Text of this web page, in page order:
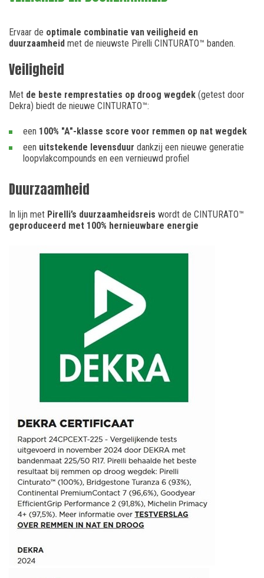
Ervaar de optimale combinatie van veiligheid en
duurzaamheid met de nieuwste Pirelli CINTURATO™ banden.
Veiligheid
Met de beste remprestaties op droog wegdek (getest door
Dekra) biedt de nieuwe CINTURATO™:
een 100% "A"-klasse score voor remmen op nat wegdek
een uitstekende levensduur dankzij een nieuwe generatie
loopvlakcompounds en een vernieuwd profiel
Duurzaamheid
In lijn met Pirelli’s duurzaamheidsreis wordt de CINTURATO™
geproduceerd met 100% hernieuwbare energie